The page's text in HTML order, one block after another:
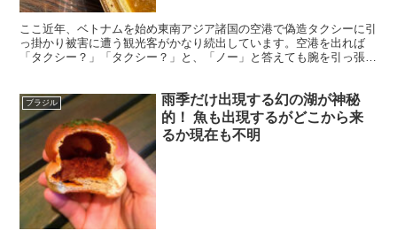
ここ近年、ベトナムを始め東南アジア諸国の空港で偽造タクシーに引
っ掛かり被害に遭う観光客がかなり続出しています。空港を出れば
「タクシー？」「タクシー？」と、「ノー」と答えても腕を引っ張っ
ブラジル
雨季だけ出現する幻の湖が神秘
的！ 魚も出現するがどこから来
るか現在も不明